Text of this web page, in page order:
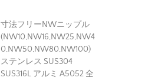
寸法フリーNWニップル
(NW10,NW16,NW25,NW4
0,NW50,NW80,NW100)
ステンレス SUS304
SUS316L アルミ A5052 全